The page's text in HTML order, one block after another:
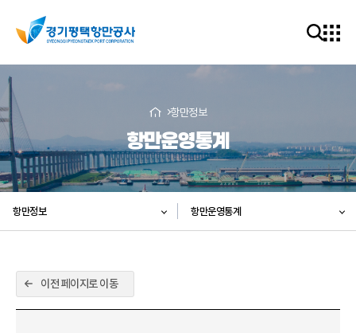
항만정보
항만운영통계
항만정보 항만운영통계
이전 페이지로 이동